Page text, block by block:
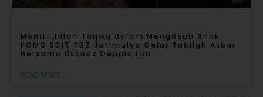
Meniti Jalan Taqwa dalam Mengasuh Anak:
POMG SDIT TBZ Jatimulya Gelar Tabligh Akbar
Bersama Ustadz Dennis Lim
READ MORE »